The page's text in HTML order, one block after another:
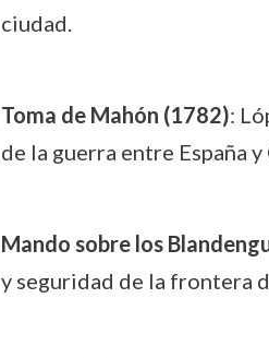
ciudad.
Toma de Mahón (1782):
de la guerra entre España
Mando sobre los
y seguridad de la frontera